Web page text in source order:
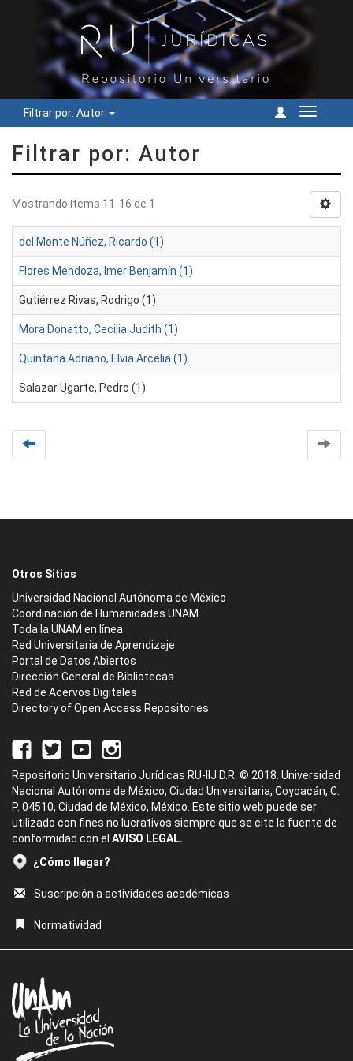
Filtrar por: Autor
Cambiar
Filtrar por: Autor
Mostrando ítems 11-16 de 1
del Monte Núñez, Ricardo (1)
Flores Mendoza, Imer Benjamín (1)
Gutiérrez Rivas, Rodrigo (1)
Mora Donatto, Cecilia Judith (1)
Quintana Adriano, Elvia Arcelia (1)
Salazar Ugarte, Pedro (1)
Otros Sitios
Universidad Nacional Autónoma de México
Coordinación de Humanidades UNAM
Toda la UNAM en línea
Red Universitaria de Aprendizaje
Portal de Datos Abiertos
Dirección General de Bibliotecas
Red de Acervos Digitales
Directory of Open Access Repositories
Repositorio Universitario Jurídicas RU-IIJ D.R. © 2018. Universidad
Nacional Autónoma de México, Ciudad Universitaria, Coyoacán, C.
P. 04510, Ciudad de México, México. Este sitio web puede ser
utilizado con fines no lucrativos siempre que se cite la fuente de
conformidad con el AVISO LEGAL.
¿Cómo llegar?
Suscripción a actividades académicas
Normatividad